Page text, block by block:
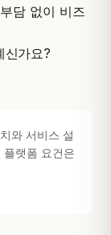
담 없이 비즈
신가요?
와 서비스 설
랫폼 요건은